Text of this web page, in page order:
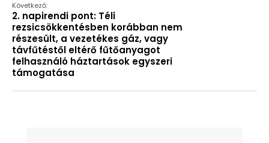
Következő:
2. napirendi pont: Téli
rezsicsökkentésben korábban nem
részesült, a vezetékes gáz, vagy
távfűtéstől eltérő fűtőanyagot
felhasználó háztartások egyszeri
támogatása